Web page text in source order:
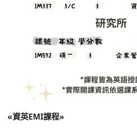
«資英EMI課程»